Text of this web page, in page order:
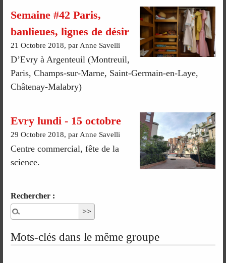
Semaine #42 Paris,
banlieues, lignes de désir
21 Octobre 2018, par Anne Savelli
D’Evry à Argenteuil (Montreuil,
Paris, Champs-sur-Marne, Saint-Germain-en-Laye,
Châtenay-Malabry)
Evry lundi - 15 octobre
29 Octobre 2018, par Anne Savelli
Centre commercial, fête de la
science.
Rechercher :
Mots-clés dans le même groupe